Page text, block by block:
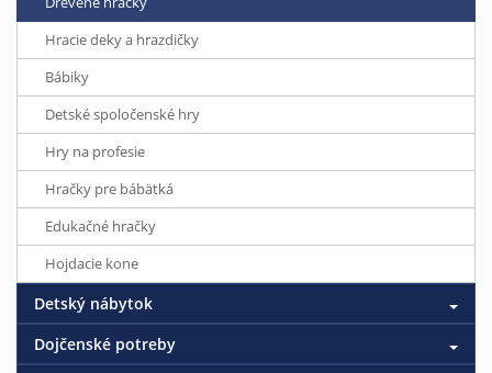
Hracie deky a hrazdičky
Bábiky
Detské spoločenské hry
Hry na profesie
Hračky pre bábätká
Edukačné hračky
Hojdacie kone
Detský nábytok
Dojčenské potreby